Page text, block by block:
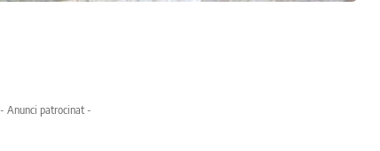
- Anunci patrocinat -